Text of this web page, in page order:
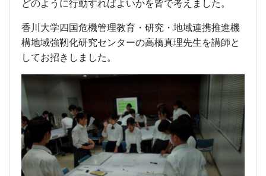
どのように行動すればよいかを皆で考えました。
香川大学四国危機管理教育・研究・地域連携推進機
構地域強靭化研究センターの高橋真理先生を講師と
してお招きしました。